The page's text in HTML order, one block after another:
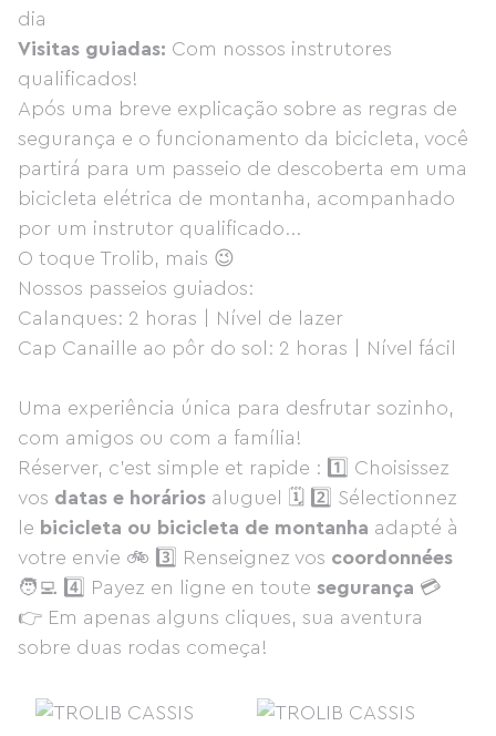
dia
Visitas guiadas: Com nossos instrutores
qualificados!
Após uma breve explicação sobre as regras de
segurança e o funcionamento da bicicleta, você
partirá para um passeio de descoberta em uma
bicicleta elétrica de montanha, acompanhado
por um instrutor qualificado...
O toque Trolib, mais 😉
Nossos passeios guiados:
Calanques: 2 horas | Nível de lazer
Cap Canaille ao pôr do sol: 2 horas | Nível fácil
Uma experiência única para desfrutar sozinho,
com amigos ou com a família!
Réserver, c’est simple et rapide : 1️⃣ Choisissez
vos datas e horários aluguel 🗓 2️⃣ Sélectionnez
le bicicleta ou bicicleta de montanha adapté à
votre envie 🚲 3️⃣ Renseignez vos coordonnées
🧑‍💻 4️⃣ Payez en ligne en toute segurança 💳
👉 Em apenas alguns cliques, sua aventura
sobre duas rodas começa!